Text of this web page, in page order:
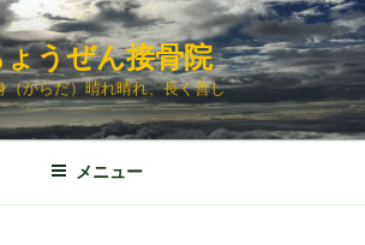
うぜん接骨院
（からだ）晴れ晴れ、長く善し
メニュー